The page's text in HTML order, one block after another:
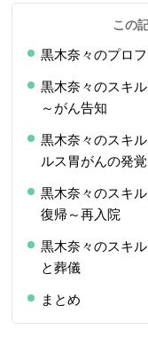
この
黒木奈々のプロ
黒木奈々のスキ
～がん告知
黒木奈々のスキ
ルス胃がんの発
黒木奈々のスキ
復帰～再入院
黒木奈々のスキ
と葬儀
まとめ